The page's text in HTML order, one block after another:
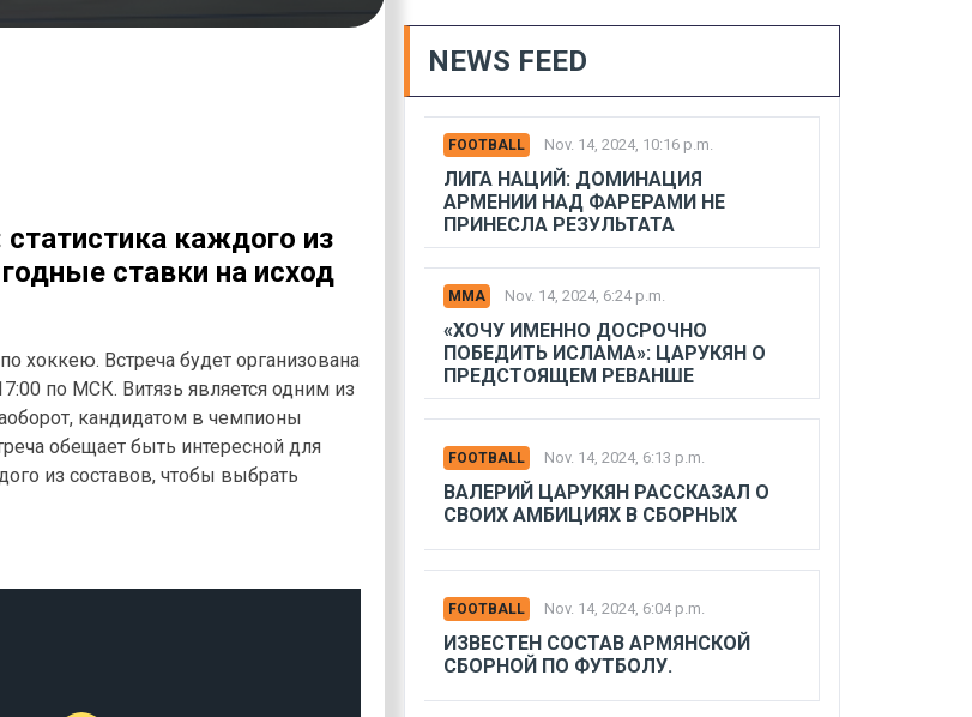
каждого из
ставки на исход
хоккею. Встреча будет организована
по МСК. Витязь является одним из
кандидатом в чемпионы
обещает быть интересной для
из составов, чтобы выбрать
NEWS FEED
FOOTBALL Nov. 14, 2024, 10:16 p.m.
ЛИГА НАЦИЙ: ДОМИНАЦИЯ
АРМЕНИИ НАД ФАРЕРАМИ НЕ
ПРИНЕСЛА РЕЗУЛЬТАТА
MMA Nov. 14, 2024, 6:24 p.m.
«ХОЧУ ИМЕННО ДОСРОЧНО
ПОБЕДИТЬ ИСЛАМА»: ЦАРУКЯН О
ПРЕДСТОЯЩЕМ РЕВАНШЕ
FOOTBALL Nov. 14, 2024, 6:13 p.m.
ВАЛЕРИЙ ЦАРУКЯН РАССКАЗАЛ О
СВОИХ АМБИЦИЯХ В СБОРНЫХ
FOOTBALL Nov. 14, 2024, 6:04 p.m.
ИЗВЕСТЕН СОСТАВ АРМЯНСКОЙ
СБОРНОЙ ПО ФУТБОЛУ.